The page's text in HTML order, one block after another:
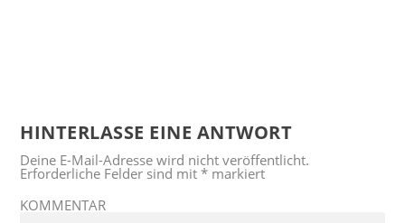
HINTERLASSE EINE ANTWORT
Deine E-Mail-Adresse wird nicht veröffentlicht.
Erforderliche Felder sind mit* markiert
KOMMENTAR